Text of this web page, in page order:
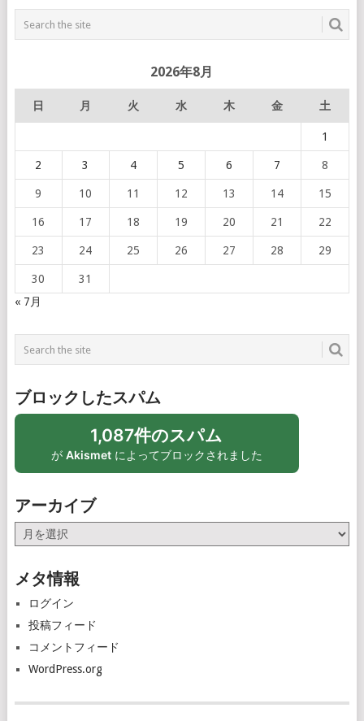
2026年8月
日 月 火 水 木 金 土
1
2 3 4 5 6 7 8
9 10 11 12 13 14 15
16 17 18 19 20 21 22
23 24 25 26 27 28 29
30
31
« 7月
ブロックしたスパム
1,087件のスパム
が Akismetによってブロックされました
アーカイブ
ー
イ
メタ情報
ログイン
投稿フィード
コメントフィード
WordPress.org